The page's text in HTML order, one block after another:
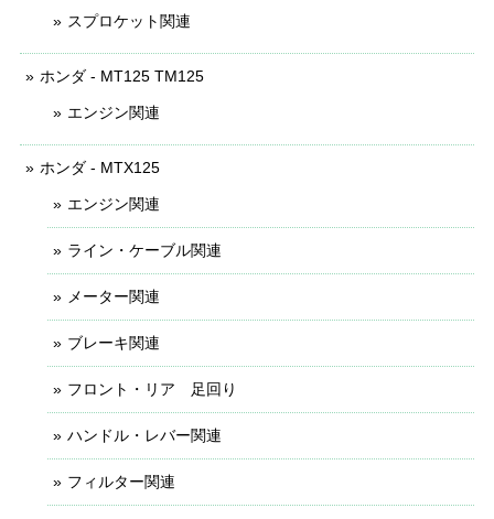
スプロケット関連
ホンダ - MT125 TM125
エンジン関連
ホンダ - MTX125
エンジン関連
ライン・ケーブル関連
メーター関連
ブレーキ関連
フロント・リア 足回り
ハンドル・レバー関連
フィルター関連